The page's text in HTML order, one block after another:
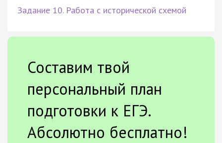
Задание 10. Работа с исторической схемой
Составим твой
персональный план
подготовки к ЕГЭ.
Абсолютно бесплатно!